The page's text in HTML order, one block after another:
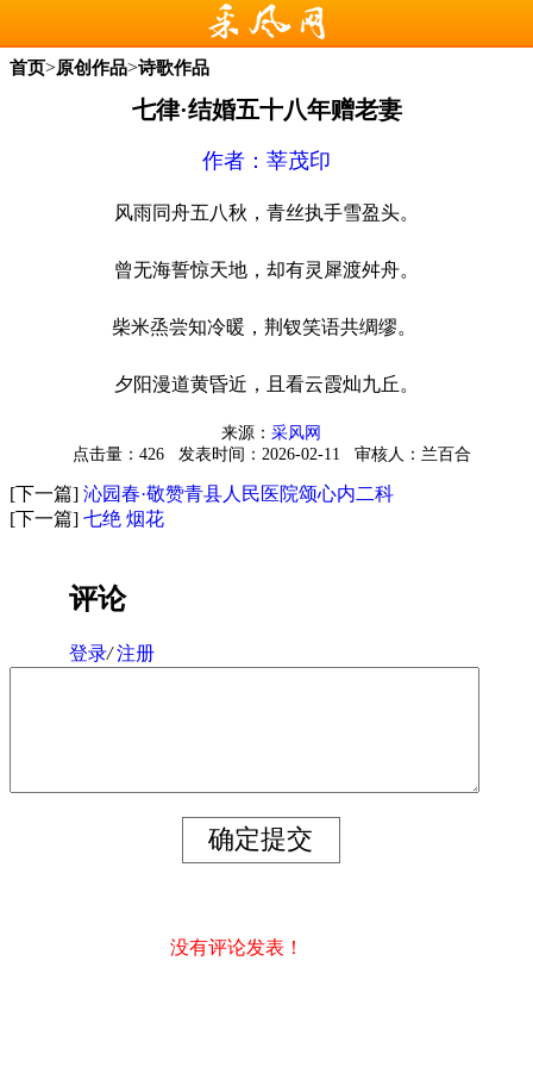
首页>原创作品>诗歌作品
七律·结婚五十八年赠老妻
作者： 莘茂印
风雨同舟五八秋，青丝执手雪盈头。
曾无海誓惊天地，却有灵犀渡舛舟。
柴米烝尝知冷暖，荆钗笑语共绸缪。
夕阳漫道黄昏近，且看云霞灿九丘。
来源： 采风网
点击量：426
发表时间：2026-02-11 审核人：兰百合
[下一篇] 沁园春·敬赞青县人民医院颂心内二科
[下一篇] 七绝 烟花
评论
登录/ 注册
没有评论发表！